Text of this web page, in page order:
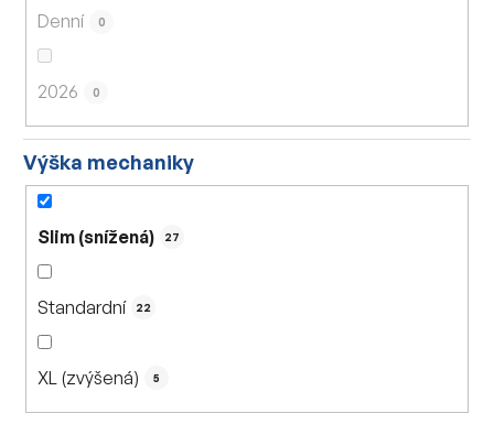
Denní 0
2026 0
Výška mechaniky
Slim (snížená) 27
Standardní 22
XL (zvýšená) 5